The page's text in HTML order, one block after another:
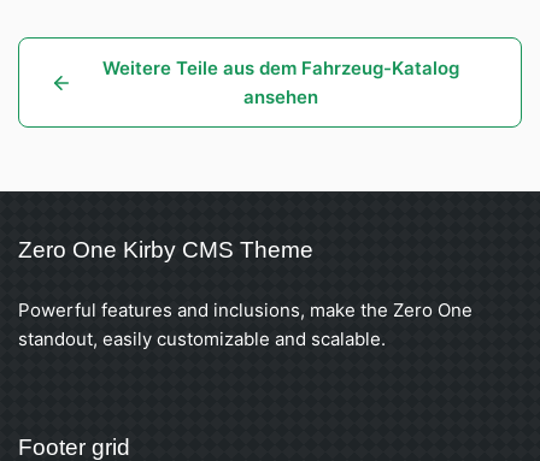
Weitere Teile aus dem Fahrzeug-Katalog
ansehen
Zero One Kirby CMS Theme
Powerful features and inclusions, make the Zero One
standout, easily customizable and scalable.
Footer grid